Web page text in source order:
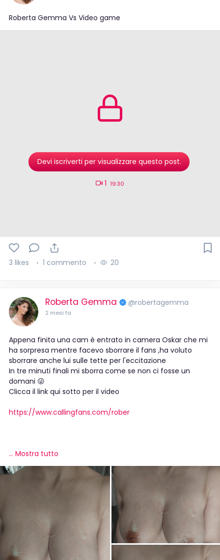
Roberta Gemma Vs Video game
Devi iscriverti per visualizzare questo post.
1 19:30
3 likes 1 commento 20
Roberta Gemma @robertagemma
2 mesi fa
Appena finita una cam è entrato in camera Oskar che mi
ha sorpresa mentre facevo sborrare il fans ,ha voluto
sborrare anche lui sulle tette per l'eccitazione
In tre minuti finali mi sborra come se non ci fosse un
domani 😜
Clicca il link qui sotto per il video
https://www.callingfans.com/rober
... Mostra tutto